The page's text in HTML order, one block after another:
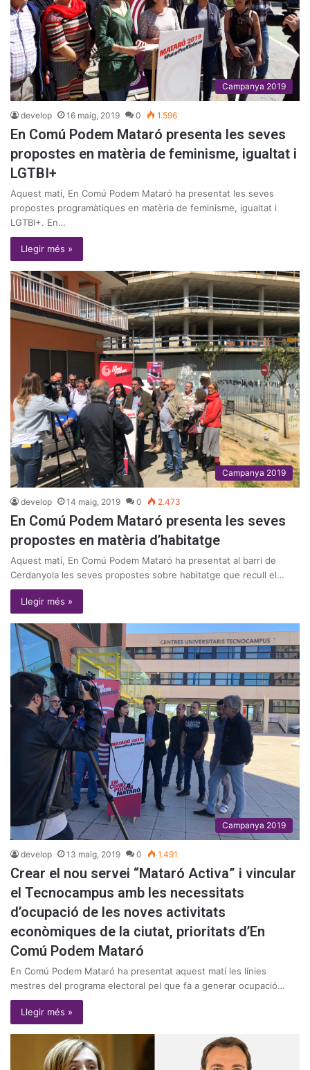
Campanya 2019
develop 16 maig, 2019 0 1.596
En Comú Podem Mataró presenta les seves
propostes en matèria de feminisme, igualtat i
LGTBI+
Aquest matí, En Comú Podem Mataró ha presentat les seves
propostes programàtiques en matèria de feminisme, igualtat i
LGTBI+. En…
Llegir més »
Campanya 2019
develop 14 maig, 2019 0 2.473
En Comú Podem Mataró presenta les seves
propostes en matèria d’habitatge
Aquest matí, En Comú Podem Mataró ha presentat al barri de
Cerdanyola les seves propostes sobre habitatge que recull el…
Llegir més »
Campanya 2019
develop 13 maig, 2019 0 1.491
Crear el nou servei “Mataró Activa” i vincular
el Tecnocampus amb les necessitats
d’ocupació de les noves activitats
econòmiques de la ciutat, prioritats d’En
Comú Podem Mataró
En Comú Podem Mataró ha presentat aquest matí les línies
mestres del programa electoral pel que fa a generar ocupació…
Llegir més »